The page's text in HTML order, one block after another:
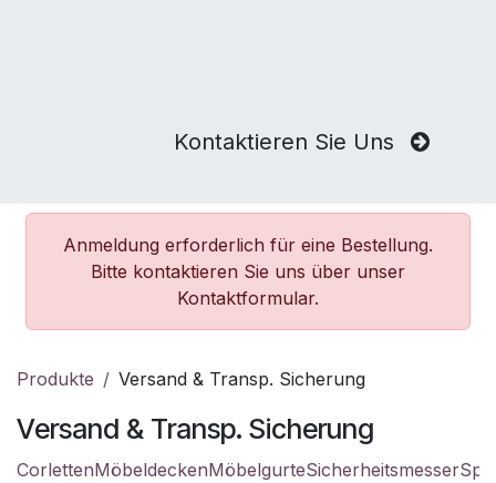
Kontaktieren Sie Uns
Anmeldung erforderlich für eine Bestellung.
Bitte kontaktieren Sie uns über unser
Kontaktformular.
Produkte Versand & Transp. Sicherung
Versand & Transp. Sicherung
CorlettenMöbeldeckenMöbelgurteSicherheitsmesser